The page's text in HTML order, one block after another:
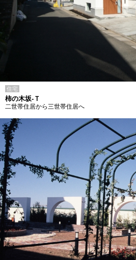
住宅
柿の木坂-Ｔ
二世帯住居から三世帯住居へ